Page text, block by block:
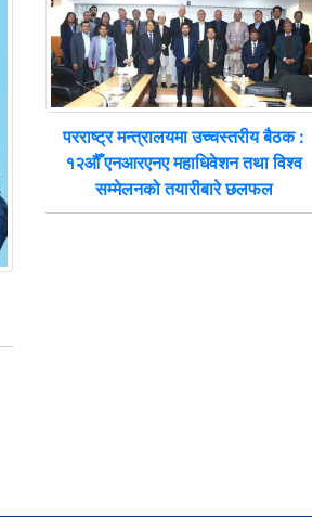
परराष्ट्र मन्त्रालयमा उच्चस्तरीय बैठक :
१२औँ एनआरएनए महाधिवेशन तथा विश्व
सम्मेलनको तयारीबारे छलफल